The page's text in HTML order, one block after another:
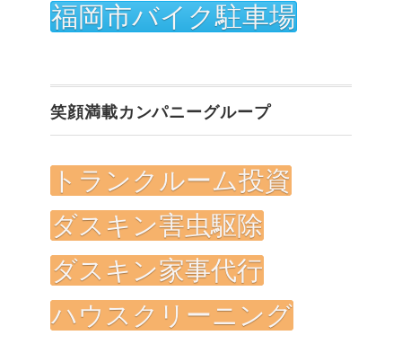
福岡市バイク駐車場
笑顔満載カンパニーグループ
トランクルーム投資
ダスキン害虫駆除
ダスキン家事代行
ハウスクリーニング